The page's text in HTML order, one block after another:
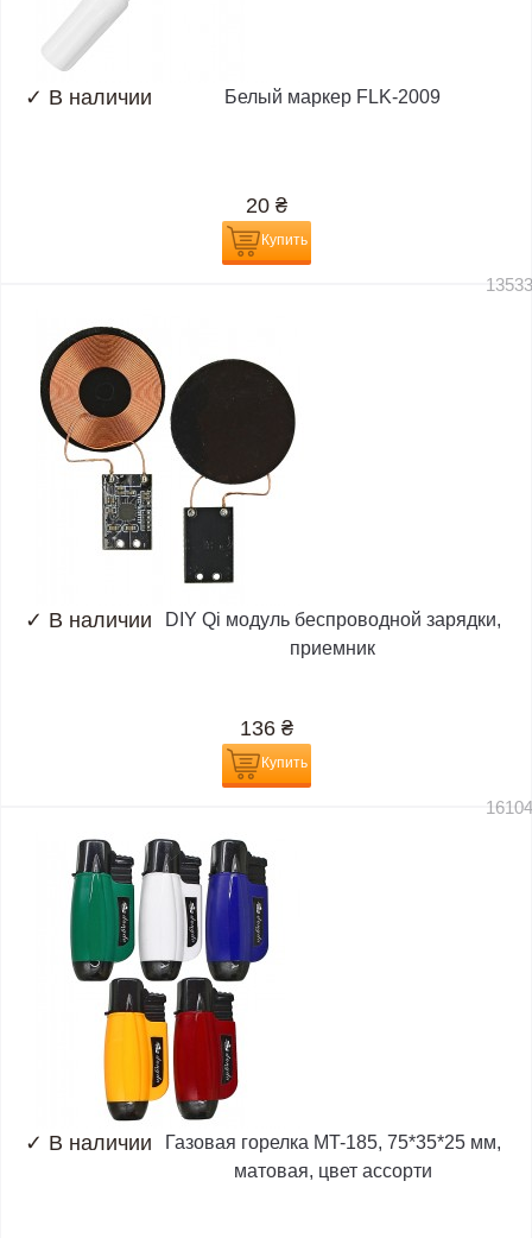
✓ В наличии Белый маркер FLK-2009
20 ₴
Купить
✓ В наличии
DIY Qi модуль беспроводной зарядки,
приемник
136 ₴
Купить
✓ В наличии
Газовая горелка MT-185, 75*35*25 мм,
матовая, цвет ассорти